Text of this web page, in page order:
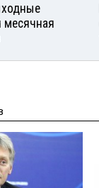
месячная